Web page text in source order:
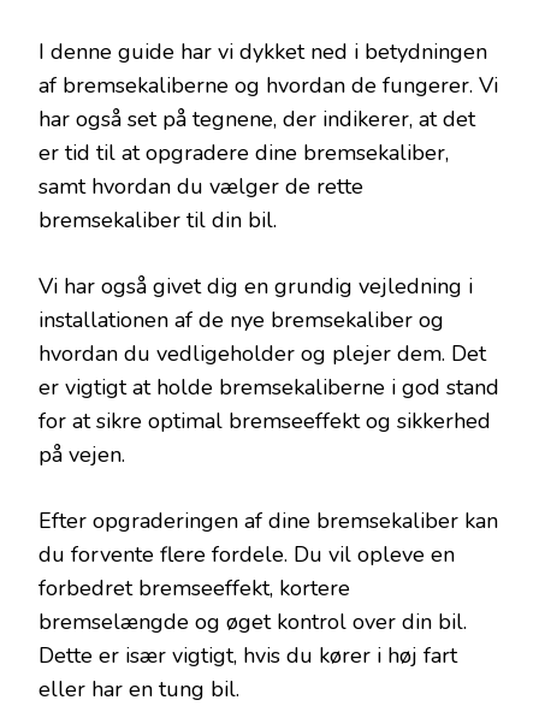
I denne guide har vi dykket ned i betydningen
af bremsekaliberne og hvordan de fungerer. Vi
har også set på tegnene, der indikerer, at det
er tid til at opgradere dine bremsekaliber,
samt hvordan du vælger de rette
bremsekaliber til din bil.
Vi har også givet dig en grundig vejledning i
installationen af de nye bremsekaliber og
hvordan du vedligeholder og plejer dem. Det
er vigtigt at holde bremsekaliberne i god stand
for at sikre optimal bremseeffekt og sikkerhed
på vejen.
Efter opgraderingen af dine bremsekaliber kan
du forvente flere fordele. Du vil opleve en
forbedret bremseeffekt, kortere
bremselængde og øget kontrol over din bil.
Dette er især vigtigt, hvis du kører i høj fart
eller har en tung bil.